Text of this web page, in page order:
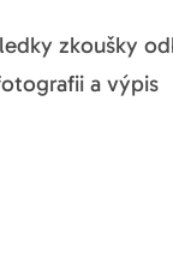
zkoušky
a výpis